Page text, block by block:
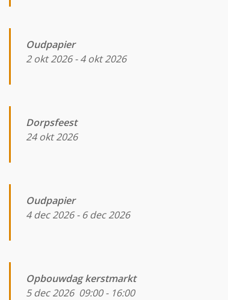
Oudpapier
2 okt 2026-4 okt 2026
Dorpsfeest
24 okt 2026
Oudpapier
4 dec 2026- 6 dec 2026
Opbouwdag kerstmarkt
5 dec 2026 09:00- 16:00